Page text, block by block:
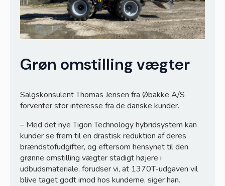
Grøn omstilling vægter
Salgskonsulent Thomas Jensen fra Øbakke A/S
forventer stor interesse fra de danske kunder.
– Med det nye Tigon Technology hybridsystem kan
kunder se frem til en drastisk reduktion af deres
brændstofudgifter, og eftersom hensynet til den
grønne omstilling vægter stadigt højere i
udbudsmateriale, forudser vi, at 1370T-udgaven vil
blive taget godt imod hos kunderne, siger han.